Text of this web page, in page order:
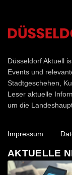
Düsseldorf Aktuell
Events und
Stadtgeschehen,
Leser aktuelle
um die
Impressum
AKTUELLE